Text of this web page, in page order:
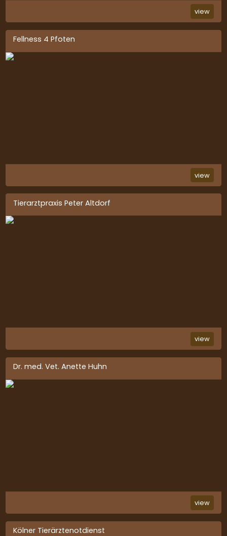
view
Fellness 4 Pfoten
view
Tierarztpraxis Peter Altdorf
view
Dr. med. Vet. Anette Huhn
view
Kölner Tierärztenotdienst